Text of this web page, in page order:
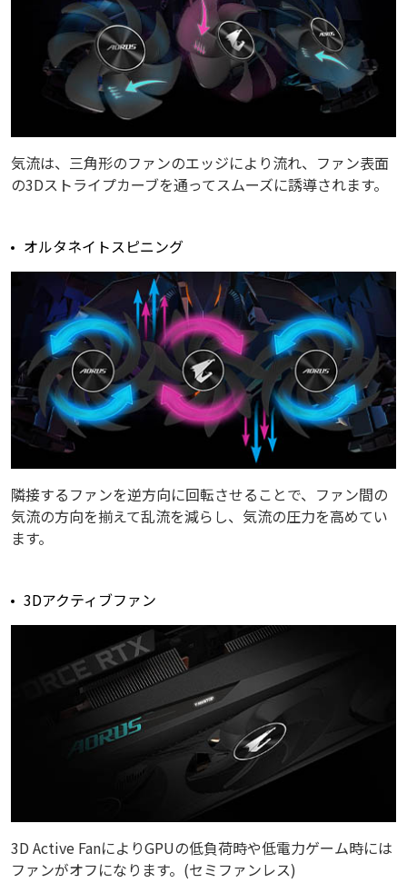
気流は、三角形のファンのエッジにより流れ、ファン表面
の3Dストライプカーブを通ってスムーズに誘導されます。
オルタネイトスピニング
隣接するファンを逆方向に回転させることで、ファン間の
気流の方向を揃えて乱流を減らし、気流の圧力を高めてい
ます。
3Dアクティブファン
3D Active FanによりGPUの低負荷時や低電力ゲーム時には
ファンがオフになります。(セミファンレス)